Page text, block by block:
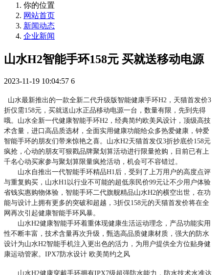
你的位置
网站首页
新闻动态
企业新闻
山水H2智能手环158元 买就送移动电源
2023-11-19 10:04:57 6
山水最新推出的一款全新二代升级版智能健康手环H2，天猫首发价3
折仅需158元，买就送山水正品移动电源一台，数量有限，先到先得
哦。山水全新一代健康智能手环H2，经典简约欧美风设计，顶级高技
术含量，进口高品质选材，全面实用健康功能给众多热爱健康，钟爱
智能手环的朋友们带来惊艳之喜。山水H2天猫首发仅3折抄底价158元
疯抢，心动的朋友可狠戳品牌聚划算活动进行限量抢购，目前已有上
千名心动买家参与聚划算限量疯抢活动，机会可不容错过。
山水自推出一代智能手环精品H1后，受到了上万用户的高度点评
与重复购买，山水H1以行业不可能的超低亲民价99元让不少用户体验
省钱实惠购物体验，智能手环二代旗舰精品山水H2的横空出世，在功
能与设计上拥有更多的突破和超越，3折仅158元的天猫首发价将在全
网再次引起健康智能手环风暴。
山水H2健康智能手环着重体现健康生活运动理念，产品功能实用
性不断丰富，技术含量再次升级，甄选高品质健康材质，强大的防水
设计为山水H2智能手机注入更出色的活力，为用户提供全方位贴身健
康运动管家。IPX7防水设计 欧美简约之风
山水H2健康穿戴手环拥有IPX7级超强防水能力，防水技术水准达